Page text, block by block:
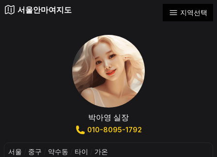
서울안마여지도 지역선택
박아영 실장
010-8095-1792
서울 중구 약수동 타이 가온